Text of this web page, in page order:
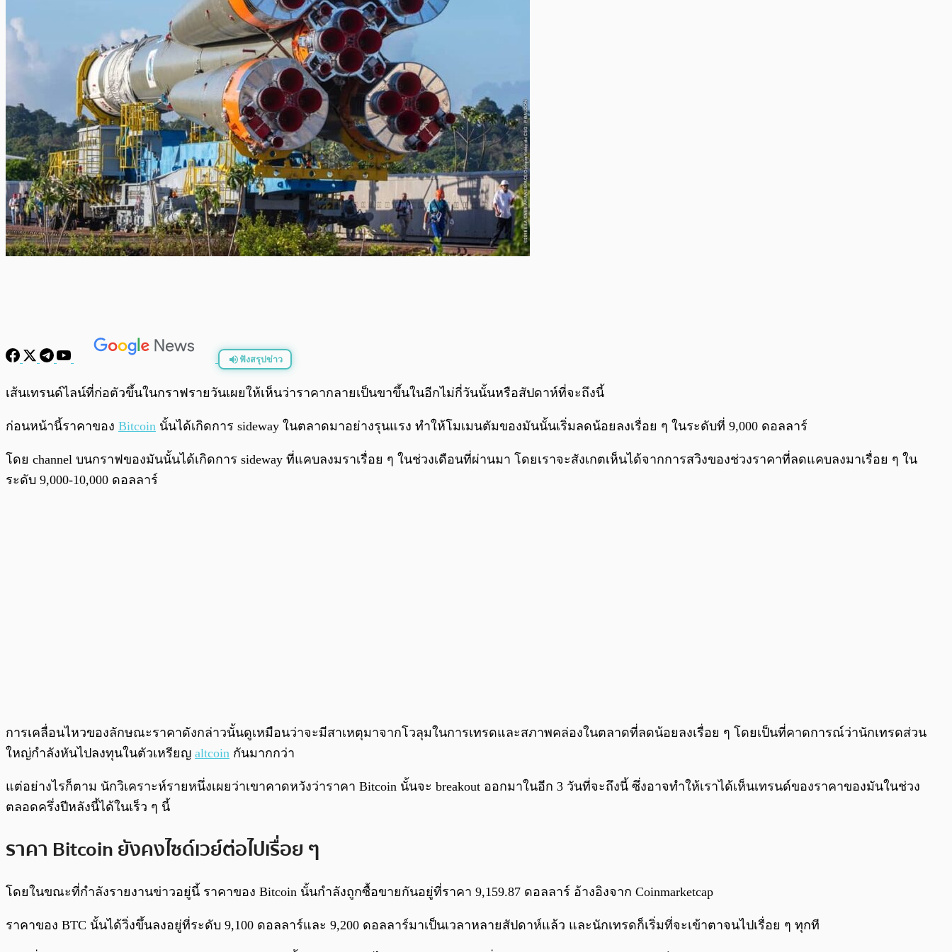
ฟังสรุปข่าว
พร้อมเล่น
เส้นเทรนด์ไลน์ที่ก่อตัวขึ้นในกราฟรายวันเผยให้เห็นว่าราคากลายเป็นขาขึ้นในอีกไม่กี่วันนั้นหรือสัปดาห์ที่จะถึงนี้
ก่อนหน้านี้ราคาของ Bitcoin นั้นได้เกิดการ sideway ในตลาดมาอย่างรุนแรง ทำให้โมเมนตัมของมันนั้นเริ่มลดน้อยลงเรื่อย ๆ ในระดับที่ 9,000 ดอลลาร์
โดย channel บนกราฟของมันนั้นได้เกิดการ sideway ที่แคบลงมราเรื่อย ๆ ในช่วงเดือนที่ผ่านมา โดยเราจะสังเกตเห็นได้จากการสวิงของช่วงราคาที่ลดแคบลงมาเรื่อย ๆ ใน
ระดับ 9,000-10,000 ดอลลาร์
การเคลื่อนไหวของลักษณะราคาดังกล่าวนั้นดูเหมือนว่าจะมีสาเหตุมาจากโวลุมในการเทรดและสภาพคล่องในตลาดที่ลดน้อยลงเรื่อย ๆ โดยเป็นที่คาดการณ์ว่านักเทรดส่วน
ใหญ่กำลังหันไปลงทุนในตัวเหรียญ altcoin กันมากกว่า
แต่อย่างไรก็ตาม นักวิเคราะห์รายหนึ่งเผยว่าเขาคาดหวังว่าราคา Bitcoin นั้นจะ breakout ออกมาในอีก 3 วันที่จะถึงนี้ ซึ่งอาจทำให้เราได้เห็นเทรนด์ของราคาของมันในช่วง
ตลอดครึ่งปีหลังนี้ได้ในเร็ว ๆ นี้
ราคา Bitcoin ยังคงไซด์เวย์ต่อไปเรื่อย ๆ
โดยในขณะที่กำลังรายงานข่าวอยู่นี้ ราคาของ Bitcoin นั้นกำลังถูกซื้อขายกันอยู่ที่ราคา 9,159.87 ดอลลาร์ อ้างอิงจาก Coinmarketcap
ราคาของ BTC นั้นได้วิ่งขึ้นลงอยู่ที่ระดับ 9,100 ดอลลาร์และ 9,200 ดอลลาร์มาเป็นเวลาหลายสัปดาห์แล้ว และนักเทรดก็เริ่มที่จะเข้าตาจนไปเรื่อย ๆ ทุกที